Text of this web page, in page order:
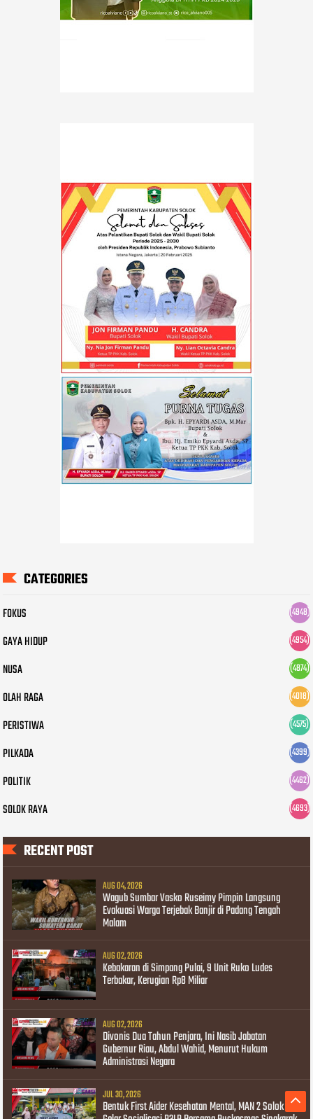
CATEGORIES
FOKUS (4948)
GAYA HIDUP (4954)
NUSA (4874)
OLAH RAGA (4018)
PERISTIWA (4575)
PILKADA (4399)
POLITIK (4462)
SOLOK RAYA (4693)
RECENT POST
AUG 04, 2026
Wagub Sumbar Vasko Ruseimy Pimpin Langsung
Evakuasi Warga Terjebak Banjir di Padang Tengah
Malam
AUG 02, 2026
Kebakaran di Simpang Pulai, 9 Unit Ruko Ludes
Terbakar, Kerugian Rp8 Miliar
AUG 02, 2026
Divonis Dua Tahun Penjara, Ini Nasib Jabatan
Gubernur Riau, Abdul Wahid, Menurut Hukum
Administrasi Negara
JUL 30, 2026
Bentuk First Aider Kesehatan Mental, MAN 2 Solok